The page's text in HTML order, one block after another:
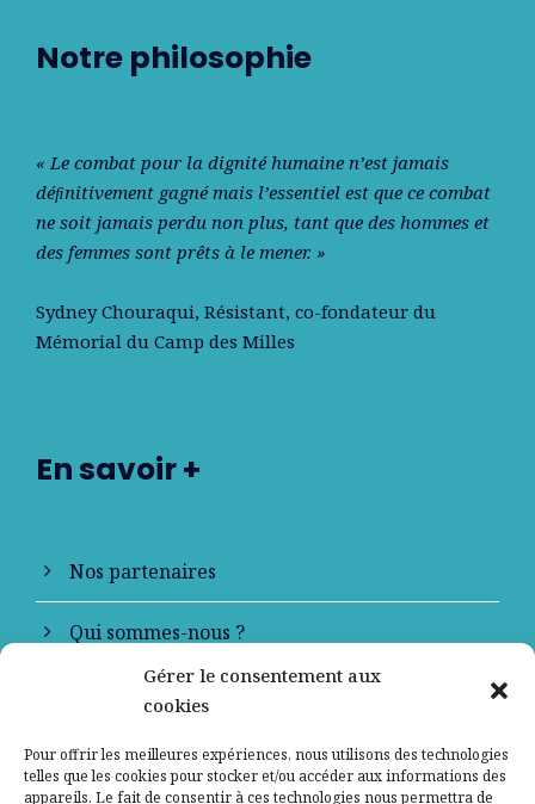
Gérer le consentement aux
cookies
Pour offrir les meilleures expériences, nous utilisons des technologies
telles que les cookies pour stocker et/ou accéder aux informations des
appareils. Le fait de consentir à ces technologies nous permettra de
Notre philosophie
« Le combat pour la dignité humaine n’est jamais
déﬁnitivement gagné mais l’essentiel est que ce combat
ne soit jamais perdu non plus, tant que des hommes et
des femmes sont prêts à le mener. »
Sydney Chouraqui, Résistant, co-fondateur du
Mémorial du Camp des Milles
En savoir +
Nos partenaires
Qui sommes-nous ?
Contactez-nous
Mentions légales